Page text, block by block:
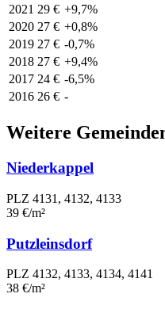
2021 29 € +9,7%
2020 27 € +0,8%
2019 27 € -0,7%
2018 27 € +9,4%
2017 24 € -6,5%
2016 26 € -
Weitere
Niederkappel
PLZ 4131, 4132, 4133
39 €/m²
Putzleinsdorf
PLZ 4132, 4133, 4134, 4141
38 €/m²